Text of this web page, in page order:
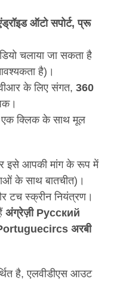
ऑटो सपोर्ट, प्रू
चलाया जा सकता है
है)।
के लिए संगत, 360
एक क्लिक के साथ मूल
इसे आपकी मांग के रूप में
के साथ बातचीत)।
टच स्क्रीन नियंत्रण।
अंग्रेज़ी Pусский
अरबी
है, एलवीडीएस आउट